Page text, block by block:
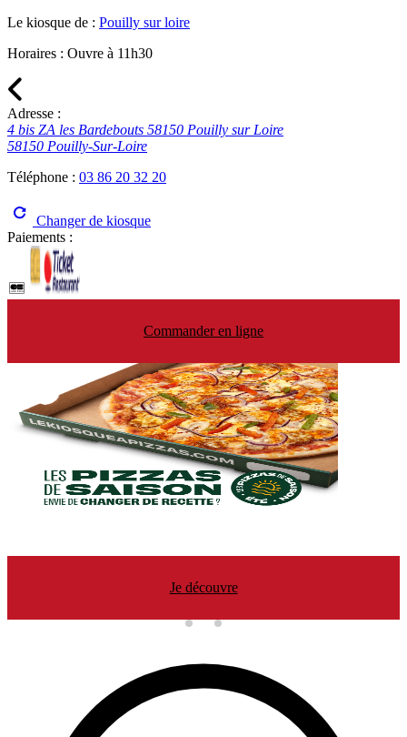
Le kiosque de : Pouilly sur loire
Horaires : Ouvre à 11h30
Adresse :
4 bis ZA les Bardebouts 58150 Pouilly sur Loire
58150 Pouilly-Sur-Loire
Téléphone : 03 86 20 32 20
Changer de kiosque
Paiements :
Commander en ligne
Je découvre